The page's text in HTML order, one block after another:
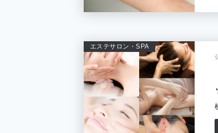
エステサロン・SPA